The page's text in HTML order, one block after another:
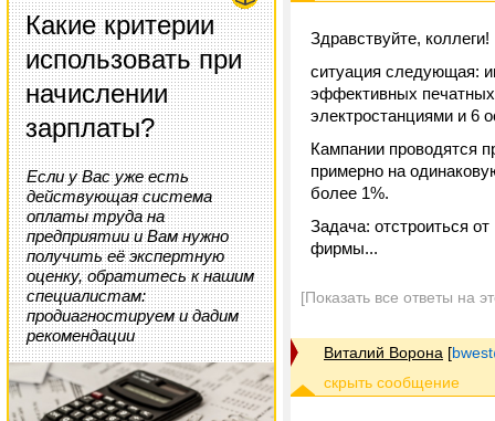
Какие критерии
использовать при
начислении
зарплаты?
Если у Вас уже есть
действующая система
оплаты труда на
предприятии и Вам нужно
получить её экспертную
оценку, обратитесь к нашим
специалистам:
продиагностируем и дадим
рекомендации
Здравствуйте, коллеги!
ситуация следующая:
эффективных
электростанциями и 6
Кампании проводятся
примерно на
более 1%.
Задача: отстроиться
фирмы...
[Показать все ответы на
Виталий Ворона [